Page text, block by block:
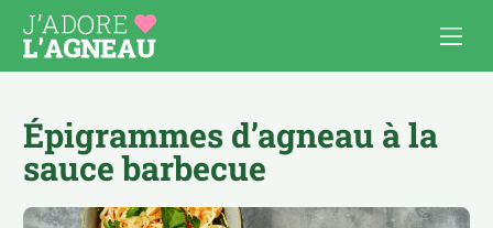
Épigrammes d’agneau à la
sauce barbecue